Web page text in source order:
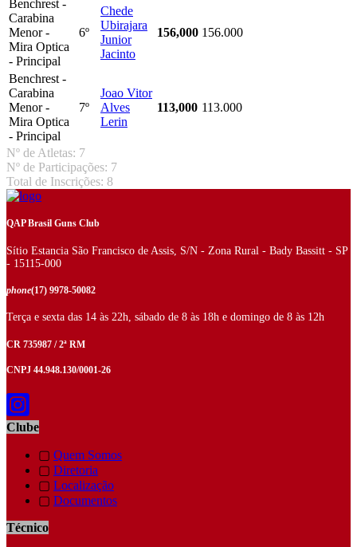
Benchrest -
Carabina
Menor -
Mira Optica
- Principal
6º
Chede
Ubirajara
Junior
Jacinto
156,000 156.000
Benchrest -
Carabina
Menor -
Mira Optica
- Principal
7º
Joao Vitor
Alves
Lerin
113,000 113.000
Nº de Atletas: 7
Nº de Participações: 7
Total de Inscrições: 8
QAP Brasil Guns Club
Sítio Estancia São Francisco de Assis, S/N - Zona Rural - Bady Bassitt - SP
- 15115-000
phone(17) 9978-50082
Terça e sexta das 14 às 22h, sábado de 8 às 18h e domingo de 8 às 12h
CR 735987 / 2ª RM
CNPJ 44.948.130/0001-26
Clube
▢ Quem Somos
▢ Diretoria
▢ Localização
▢ Documentos
Técnico